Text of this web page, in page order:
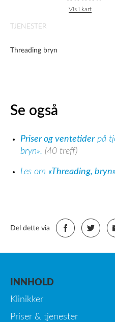
Vis i kart
TJENESTER
Threading bryn
Se også
Priser og ventetiderpå
bryn». (40 treff)
Les om «Threading,
Del dette via
INNHOLD
Klinikker
Priser & tjenester